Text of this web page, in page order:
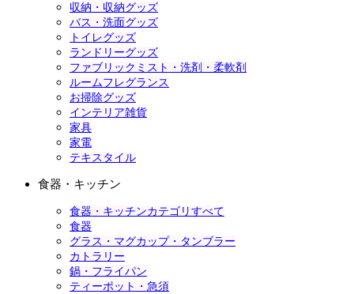
収納・収納グッズ
バス・洗面グッズ
トイレグッズ
ランドリーグッズ
ファブリックミスト・洗剤・柔軟剤
ルームフレグランス
お掃除グッズ
インテリア雑貨
家具
家電
テキスタイル
食器・キッチン
食器・キッチンカテゴリすべて
食器
グラス・マグカップ・タンブラー
カトラリー
鍋・フライパン
ティーポット・急須